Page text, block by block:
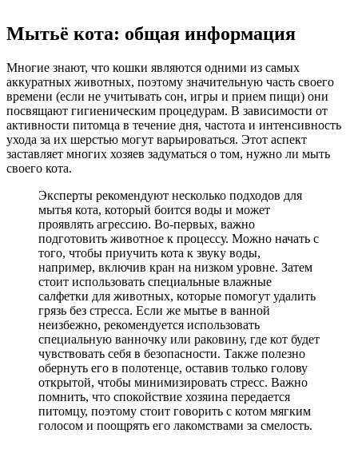
Мытьё кота: общая информация
Многие знают, что кошки являются одними из самых
аккуратных животных, поэтому значительную часть своего
времени (если не учитывать сон, игры и прием пищи) они
посвящают гигиеническим процедурам. В зависимости от
активности питомца в течение дня, частота и интенсивность
ухода за их шерстью могут варьироваться. Этот аспект
заставляет многих хозяев задуматься о том, нужно ли мыть
своего кота.
Эксперты рекомендуют несколько подходов для
мытья кота, который боится воды и может
проявлять агрессию. Во-первых, важно
подготовить животное к процессу. Можно начать с
того, чтобы приучить кота к звуку воды,
например, включив кран на низком уровне. Затем
стоит использовать специальные влажные
салфетки для животных, которые помогут удалить
грязь без стресса. Если же мытье в ванной
неизбежно, рекомендуется использовать
специальную ванночку или раковину, где кот будет
чувствовать себя в безопасности. Также полезно
обернуть его в полотенце, оставив только голову
открытой, чтобы минимизировать стресс. Важно
помнить, что спокойствие хозяина передается
питомцу, поэтому стоит говорить с котом мягким
голосом и поощрять его лакомствами за смелость.